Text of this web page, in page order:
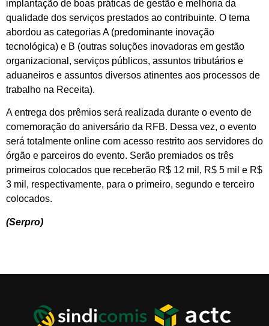
implantação de boas práticas de gestão e melhoria da
qualidade dos serviços prestados ao contribuinte. O tema
abordou as categorias A (predominante inovação
tecnológica) e B (outras soluções inovadoras em gestão
organizacional, serviços públicos, assuntos tributários e
aduaneiros e assuntos diversos atinentes aos processos de
trabalho na Receita).
A entrega dos prêmios será realizada durante o evento de
comemoração do aniversário da RFB. Dessa vez, o evento
será totalmente online com acesso restrito aos servidores do
órgão e parceiros do evento. Serão premiados os três
primeiros colocados que receberão R$ 12 mil, R$ 5 mil e R$
3 mil, respectivamente, para o primeiro, segundo e terceiro
colocados.
(Serpro)